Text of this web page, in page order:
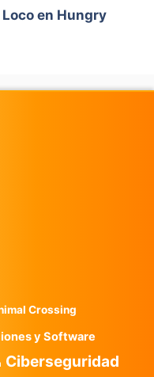
en Hungry
Crossing
y Software
Ciberseguridad